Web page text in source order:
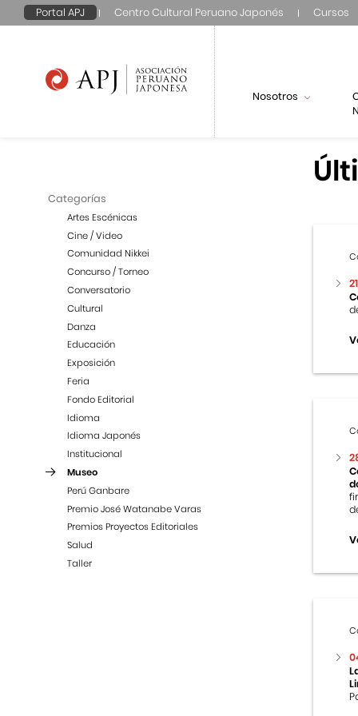
Portal APJ Centro Cultural Peruano Japonés Cursos
Nosotros
Categorías
Artes Escénicas
Cine / Video
Comunidad Nikkei
Concurso / Torneo
Conversatorio
Cultural
Danza
Educación
Exposición
Feria
Fondo Editorial
Idioma
Idioma Japonés
Institucional
Museo
Perú Ganbare
Premio José Watanabe Varas
Premios Proyectos Editoriales
Salud
Taller